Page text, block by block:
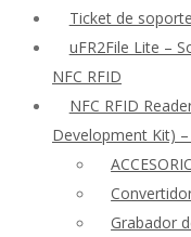
Ticket de
uFR2File Lite –
NFC RFID
NFC RFID
Development Kit) –
Grabador